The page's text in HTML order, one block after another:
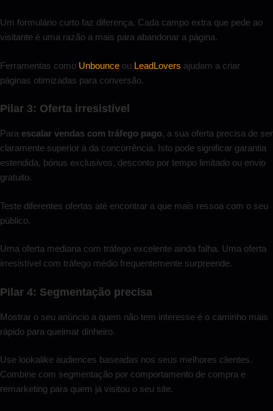
Um formulário curto faz diferença. Cada campo extra que pede ao
visitante é uma razão a mais para abandonar a página.
Ferramentas como Unbounce ou LeadLovers ajudam a criar
páginas otimizadas para conversão.
Pilar 3: Oferta irresistível
Para escalar vendas com tráfego pago, a sua oferta precisa de ser
claramente superior à da concorrência. Isto pode significar garantia
estendida, bónus exclusivos, desconto por tempo limitado ou envio
gratuito.
Teste diferentes ofertas até encontrar a que mais ressoa com o seu
público.
Uma oferta mediana com tráfego excelente ainda falha. Uma oferta
irresistível com tráfego médio frequentemente surpreende.
Pilar 4: Segmentação precisa
Mostrar o seu anúncio a quem não tem interesse é o caminho mais
rápido para queimar dinheiro.
Use lookalike audiences baseadas nos seus melhores clientes.
Combine com segmentação por comportamento de compra e
remarketing para quem já visitou o seu site.